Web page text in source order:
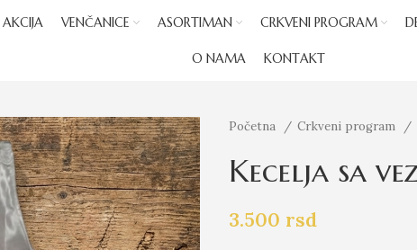
AKCIJA VENČANICE ASORTIMAN CRKVENI PROGRAM
O NAMA KONTAKT
Početna Crkveni program
Kecelja sa
3.500 rsd